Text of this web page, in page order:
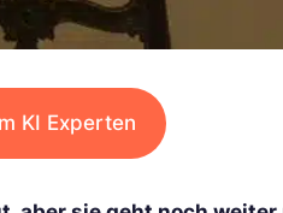
KI Experten